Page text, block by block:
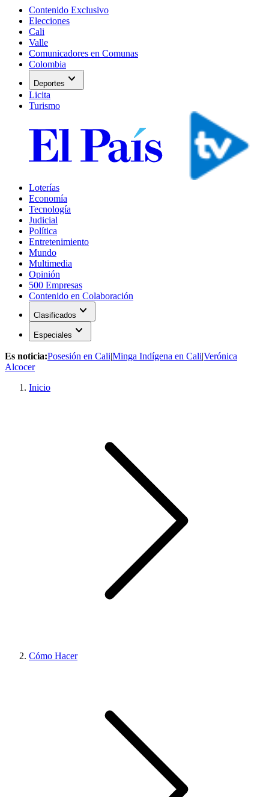
Contenido Exclusivo
Elecciones
Cali
Valle
Comunicadores en Comunas
Colombia
Deportes expand_more
Licita
Turismo
Loterías
Economía
Tecnología
Judicial
Política
Entretenimiento
Mundo
Multimedia
Opinión
500 Empresas
Contenido en Colaboración
Clasificados expand_more
Especiales expand_more
Es noticia:Posesión en Cali|Minga Indígena en Cali|Verónica
Alcocer
Inicio
Cómo Hacer